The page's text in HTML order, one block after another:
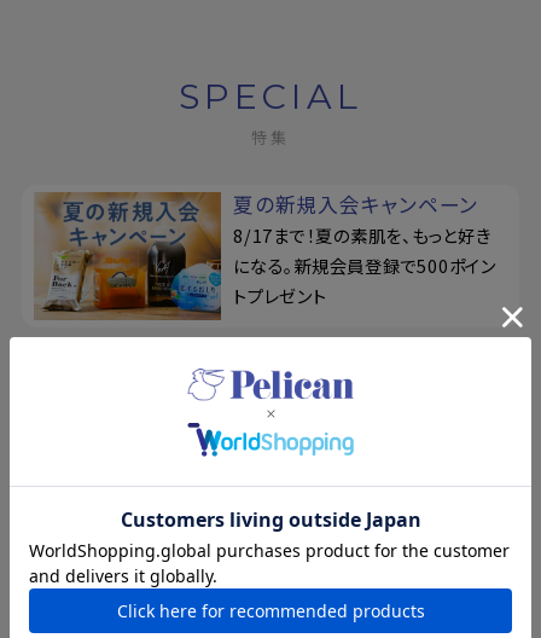
SPECIAL
特集
夏の新規入会キャンペーン
8/17まで！夏の素肌を、もっと好き
になる。新規会員登録で500ポイン
トプレゼント
柿渋のちからを、味方につけ
る
ベタつきやお肌のニオイが気になり
がちな季節に！カキタンニン配合せ
っけん
おっぱい想い
薬用保湿ケアアイテムが登場！美白
ボディローションで、バストからボデ